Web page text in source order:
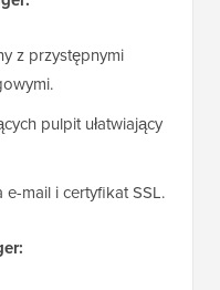
z przystępnymi
pulpit ułatwiający
mail i certyfikat SSL.